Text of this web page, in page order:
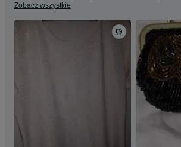
Zobacz wszystkie